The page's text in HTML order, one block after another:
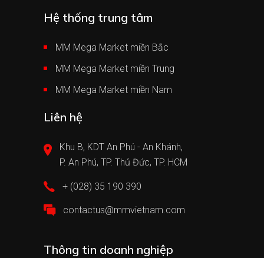
Hệ thống trung tâm
MM Mega Market miền Bắc
MM Mega Market miền Trung
MM Mega Market miền Nam
Liên hệ
Khu B, KDT An Phú - An Khánh,
P. An Phú, TP. Thủ Đức, TP. HCM
+ (028) 35 190 390
contactus@mmvietnam.com
Thông tin doanh nghiệp